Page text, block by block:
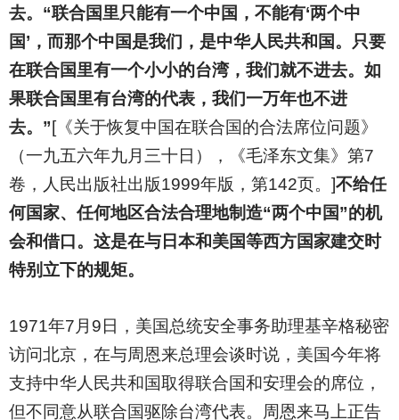
去。“联合国里只能有一个中国，不能有‘两个中
国’，而那个中国是我们，是中华人民共和国。只要
在联合国里有一个小小的台湾，我们就不进去。如
果联合国里有台湾的代表，我们一万年也不进
去。” [《关于恢复中国在联合国的合法席位问题》
（一九五六年九月三十日），《毛泽东文集》第7
卷，人民出版社出版1999年版，第142页。]不给任
何国家、任何地区合法合理地制造“两个中国”的机
会和借口。这是在与日本和美国等西方国家建交时
特别立下的规矩。
1971年7月9日，美国总统安全事务助理基辛格秘密
访问北京，在与周恩来总理会谈时说，美国今年将
支持中华人民共和国取得联合国和安理会的席位，
但不同意从联合国驱除台湾代表。周恩来马上正告